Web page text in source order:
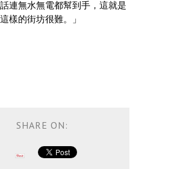
連無水無電都幫到手，這就是
樣的街坊很難。」
SHARE ON: